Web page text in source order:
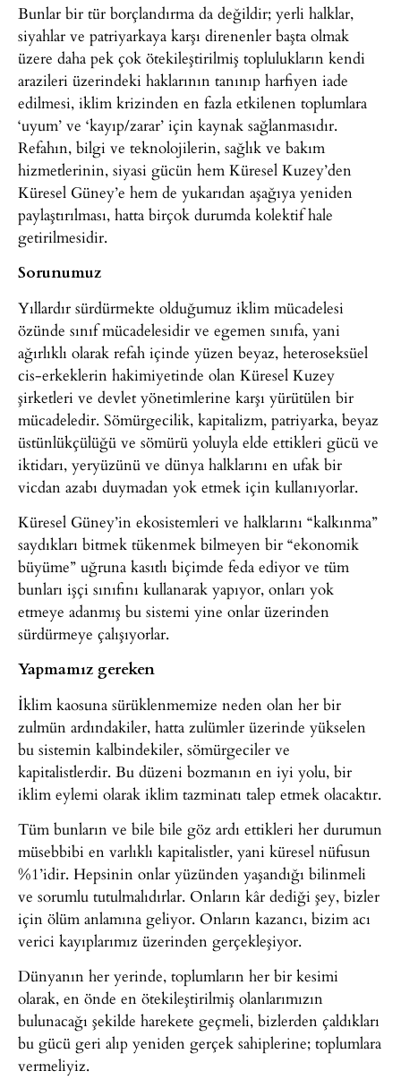
Bunlar bir tür borçlandırma da değildir; yerli halklar,
siyahlar ve patriyarkaya karşı direnenler başta olmak
üzere daha pek çok ötekileştirilmiş toplulukların kendi
arazileri üzerindeki haklarının tanınıp harfiyen iade
edilmesi, iklim krizinden en fazla etkilenen toplumlara
‘uyum’ ve ‘kayıp/zarar’ için kaynak sağlanmasıdır.
Refahın, bilgi ve teknolojilerin, sağlık ve bakım
hizmetlerinin, siyasi gücün hem Küresel Kuzey’den
Küresel Güney’e hem de yukarıdan aşağıya yeniden
paylaştırılması, hatta birçok durumda kolektif hale
getirilmesidir.
Sorunumuz
Yıllardır sürdürmekte olduğumuz iklim mücadelesi
özünde sınıf mücadelesidir ve egemen sınıfa, yani
ağırlıklı olarak refah içinde yüzen beyaz, heteroseksüel
cis-erkeklerin hakimiyetinde olan Küresel Kuzey
şirketleri ve devlet yönetimlerine karşı yürütülen bir
mücadeledir. Sömürgecilik, kapitalizm, patriyarka, beyaz
üstünlükçülüğü ve sömürü yoluyla elde ettikleri gücü ve
iktidarı, yeryüzünü ve dünya halklarını en ufak bir
vicdan azabı duymadan yok etmek için kullanıyorlar.
Küresel Güney’in ekosistemleri ve halklarını “kalkınma”
saydıkları bitmek tükenmek bilmeyen bir “ekonomik
büyüme” uğruna kasıtlı biçimde feda ediyor ve tüm
bunları işçi sınıfını kullanarak yapıyor, onları yok
etmeye adanmış bu sistemi yine onlar üzerinden
sürdürmeye çalışıyorlar.
Yapmamız gereken
İklim kaosuna sürüklenmemize neden olan her bir
zulmün ardındakiler, hatta zulümler üzerinde yükselen
bu sistemin kalbindekiler, sömürgeciler ve
kapitalistlerdir. Bu düzeni bozmanın en iyi yolu, bir
iklim eylemi olarak iklim tazminatı talep etmek olacaktır.
Tüm bunların ve bile bile göz ardı ettikleri her durumun
müsebbibi en varlıklı kapitalistler, yani küresel nüfusun
%1’idir. Hepsinin onlar yüzünden yaşandığı bilinmeli
ve sorumlu tutulmalıdırlar. Onların kâr dediği şey, bizler
için ölüm anlamına geliyor. Onların kazancı, bizim acı
verici kayıplarımız üzerinden gerçekleşiyor.
Dünyanın her yerinde, toplumların her bir kesimi
olarak, en önde en ötekileştirilmiş olanlarımızın
bulunacağı şekilde harekete geçmeli, bizlerden çaldıkları
bu gücü geri alıp yeniden gerçek sahiplerine; toplumlara
vermeliyiz.